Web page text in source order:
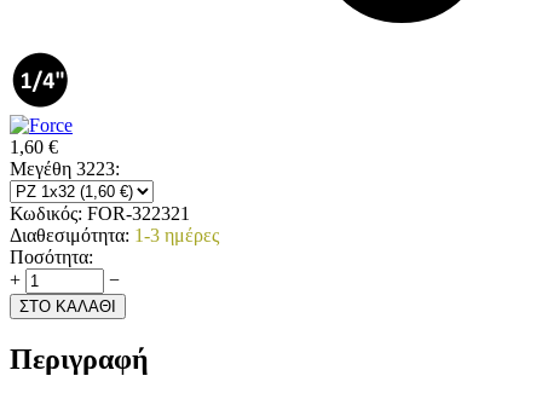
1,60 €
Μεγέθη 3223:
Κωδικός: FOR-322321
Διαθεσιμότητα: 1-3 ημέρες
Ποσότητα:
+
−
ΣΤΟ ΚΑΛΑΘΙ
Περιγραφή